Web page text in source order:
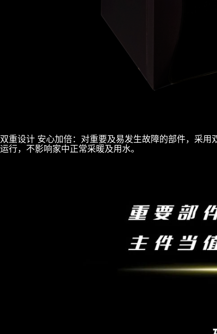
双重设计 安心加倍： 对重要及易发生故障的部件，采用
运行，不影响家中正常采暖及用水。